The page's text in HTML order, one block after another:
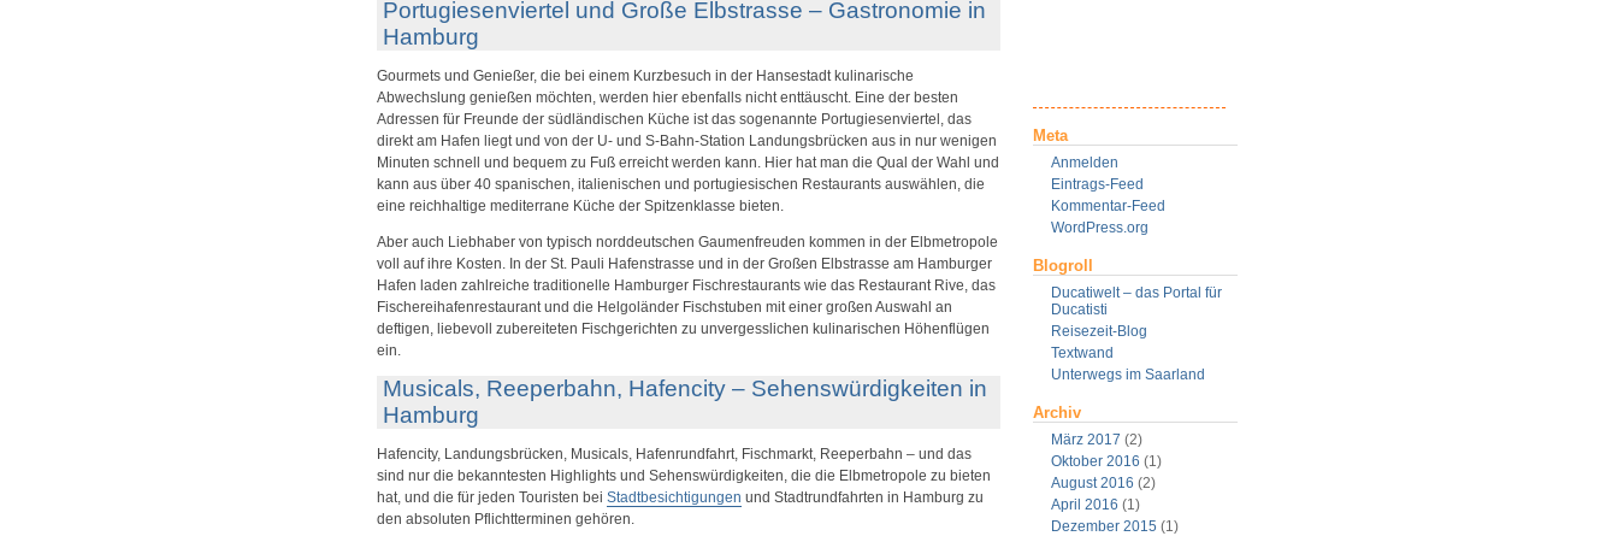
Meta
Anmelden
Eintrags-Feed
Kommentar-Feed
WordPress.org
Blogroll
Ducatiwelt – das Portal für
Ducatisti
Reisezeit-Blog
Textwand
Unterwegs im Saarland
Archiv
März 2017 (2)
Oktober 2016 (1)
August 2016 (2)
April 2016 (1)
Dezember 2015 (1)
Portugiesenviertel und Große Elbstrasse – Gastronomie in
Hamburg
Gourmets und Genießer, die bei einem Kurzbesuch in der Hansestadt kulinarische
Abwechslung genießen möchten, werden hier ebenfalls nicht enttäuscht. Eine der besten
Adressen für Freunde der südländischen Küche ist das sogenannte Portugiesenviertel, das
direkt am Hafen liegt und von der U- und S-Bahn-Station Landungsbrücken aus in nur wenigen
Minuten schnell und bequem zu Fuß erreicht werden kann. Hier hat man die Qual der Wahl und
kann aus über 40 spanischen, italienischen und portugiesischen Restaurants auswählen, die
eine reichhaltige mediterrane Küche der Spitzenklasse bieten.
Aber auch Liebhaber von typisch norddeutschen Gaumenfreuden kommen in der Elbmetropole
voll auf ihre Kosten. In der St. Pauli Hafenstrasse und in der Großen Elbstrasse am Hamburger
Hafen laden zahlreiche traditionelle Hamburger Fischrestaurants wie das Restaurant Rive, das
Fischereihafenrestaurant und die Helgoländer Fischstuben mit einer großen Auswahl an
deftigen, liebevoll zubereiteten Fischgerichten zu unvergesslichen kulinarischen Höhenflügen
ein.
Musicals, Reeperbahn, Hafencity – Sehenswürdigkeiten in
Hamburg
Hafencity, Landungsbrücken, Musicals, Hafenrundfahrt, Fischmarkt, Reeperbahn – und das
sind nur die bekanntesten Highlights und Sehenswürdigkeiten, die die Elbmetropole zu bieten
hat, und die für jeden Touristen bei Stadtbesichtigungen und Stadtrundfahrten in Hamburg zu
den absoluten Pflichtterminen gehören.